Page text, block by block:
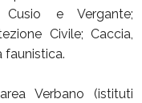
e Vergante;
Civile; Caccia,
faunistica.
Verbano (istituti